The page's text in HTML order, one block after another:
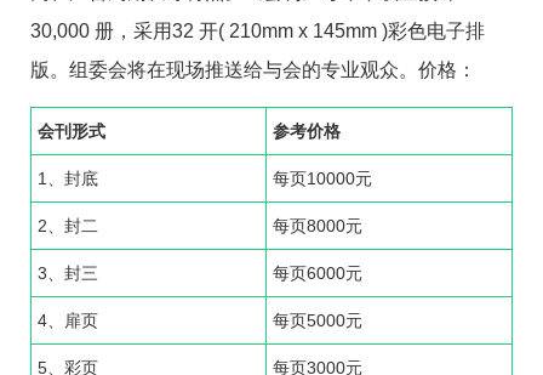
30,000 册，采用32 开( 210mm x 145mm )彩色电子排
版。组委会将在现场推送给与会的专业观众。价格：
会刊形式 参考价格
1、封底 每页10000元
2、封二 每页8000元
3、封三 每页6000元
4、扉页 每页5000元
5、彩页 每页3000元